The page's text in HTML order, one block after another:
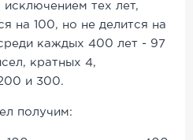
исключением тех лет,
на 100, но не делится на
каждых 400 лет - 97
кратных 4,
и 300.
получим: